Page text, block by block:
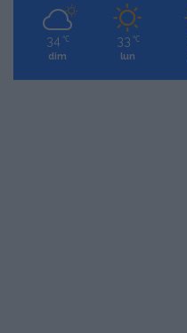
34 ℃
dim
33 ℃
lun